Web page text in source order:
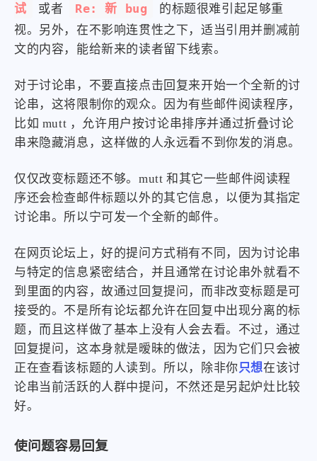
试
或者 Re: 新 bug
的标题很难引起足够重
视。另外，在不影响连贯性之下，适当引用并删减前
文的内容，能给新来的读者留下线索。
对于讨论串，不要直接点击回复来开始一个全新的讨
论串，这将限制你的观众。因为有些邮件阅读程序，
比如 mutt ，允许用户按讨论串排序并通过折叠讨论
串来隐藏消息，这样做的人永远看不到你发的消息。
仅仅改变标题还不够。mutt 和其它一些邮件阅读程
序还会检查邮件标题以外的其它信息，以便为其指定
讨论串。所以宁可发一个全新的邮件。
在网页论坛上，好的提问方式稍有不同，因为讨论串
与特定的信息紧密结合，并且通常在讨论串外就看不
到里面的内容，故通过回复提问，而非改变标题是可
接受的。不是所有论坛都允许在回复中出现分离的标
题，而且这样做了基本上没有人会去看。不过，通过
回复提问，这本身就是暧昧的做法，因为它们只会被
正在查看该标题的人读到。所以，除非你只想在该讨
论串当前活跃的人群中提问，不然还是另起炉灶比较
好。
使问题容易回复